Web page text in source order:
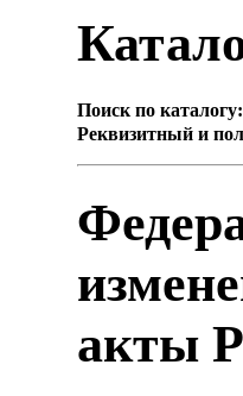
Поиск по каталогу:
Реквизитный и
акты